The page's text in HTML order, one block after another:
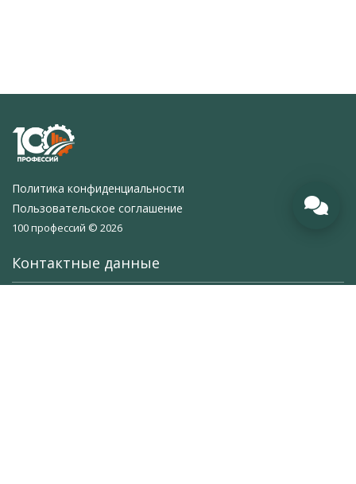
Политика конфиденциальности
Пользовательское соглашение
100 профессий © 2026
Контактные данные